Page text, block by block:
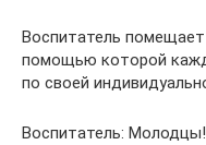
Воспитатель
помощью которой
по своей
Воспитатель: